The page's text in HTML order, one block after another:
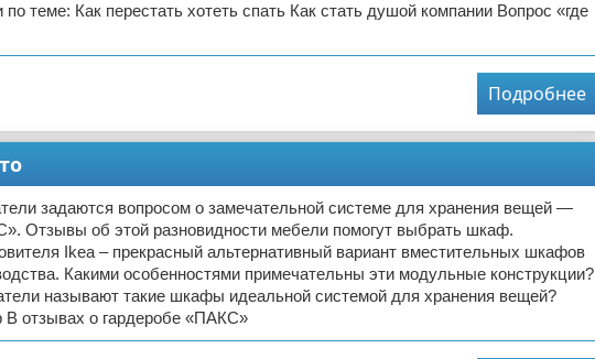
по теме: Как перестать хотеть спать Как стать душой компании Вопрос «где
Подробнее
задаются вопросом о замечательной системе для хранения вещей —
Отзывы об этой разновидности мебели помогут выбрать шкаф.
Ikea – прекрасный альтернативный вариант вместительных шкафов
Какими особенностями примечательны эти модульные конструкции?
называют такие шкафы идеальной системой для хранения вещей?
отзывах о гардеробе «ПАКС»